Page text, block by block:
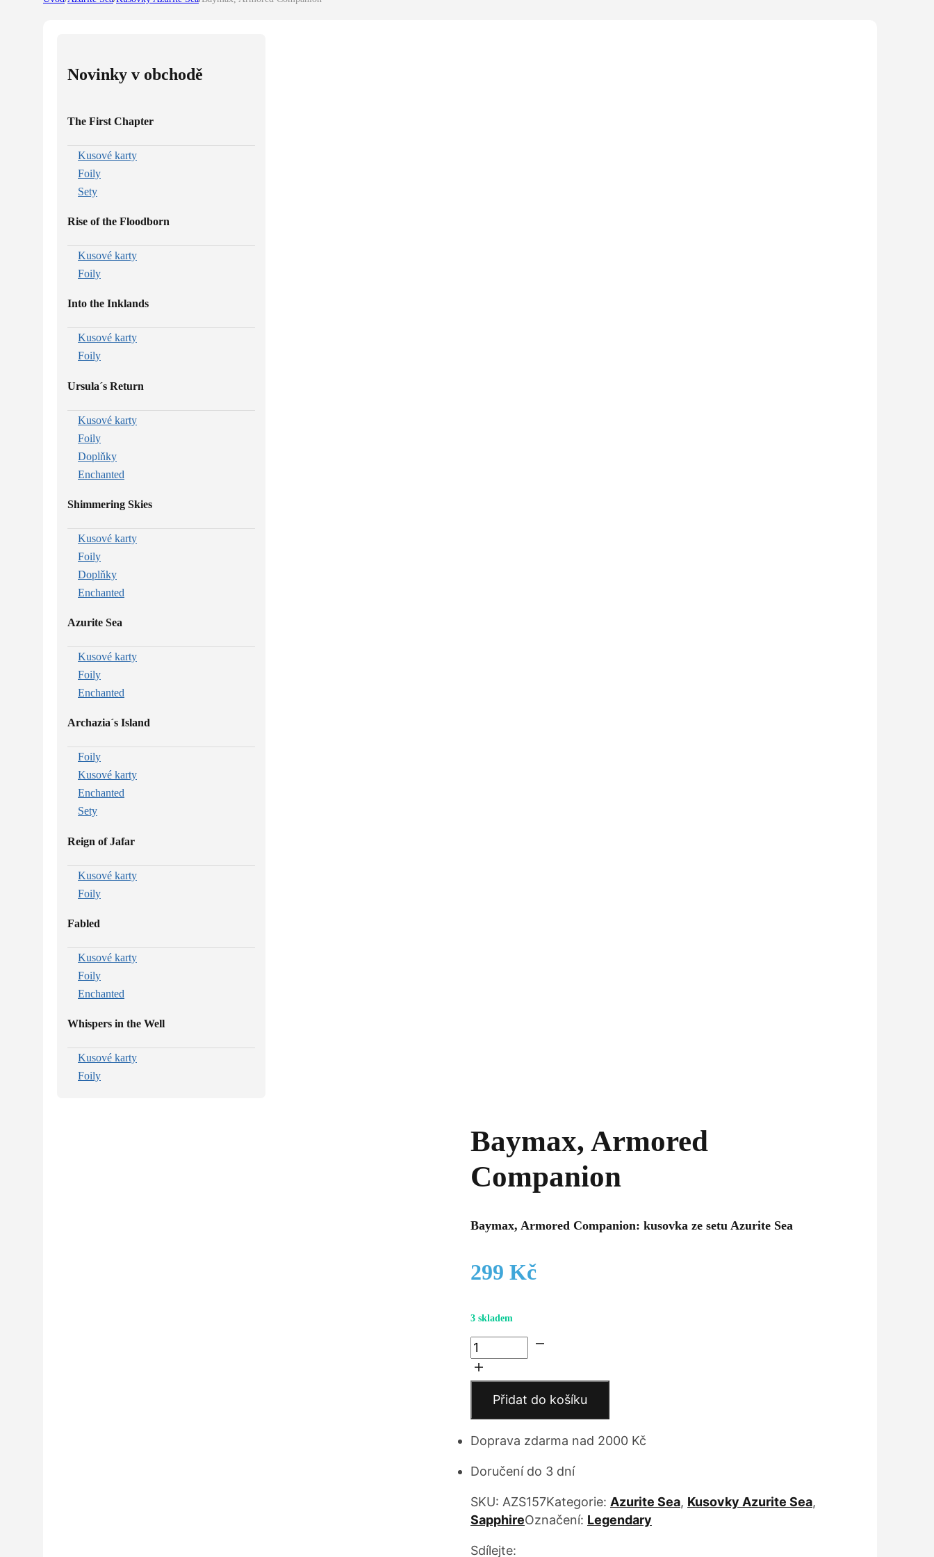
Novinky v obchodě
The First Chapter
Kusové karty
Foily
Sety
Rise of the Floodborn
Kusové karty
Foily
Into the Inklands
Kusové karty
Foily
Ursula´s Return
Kusové karty
Foily
Doplňky
Enchanted
Shimmering Skies
Kusové karty
Foily
Doplňky
Enchanted
Azurite Sea
Kusové karty
Foily
Enchanted
Archazia´s Island
Foily
Kusové karty
Enchanted
Sety
Reign of Jafar
Kusové karty
Foily
Fabled
Kusové karty
Foily
Enchanted
Whispers in the Well
Kusové karty
Foily
Baymax, Armored
Companion
Baymax, Armored Companion: kusovka ze setu Azurite Sea
299 Kč
3 skladem
Baymax,
Armored
Companion
množství
Přidat do košíku
Doprava zdarma nad 2000 Kč
Doručení do 3 dní
SKU: AZS157Kategorie: Azurite Sea, Kusovky Azurite Sea,
SapphireOznačení: Legendary
Sdílejte: